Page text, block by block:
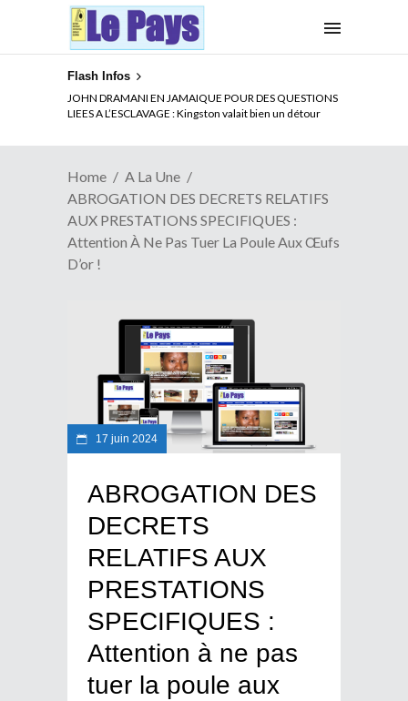
Flash Infos
JOHN DRAMANI EN JAMAIQUE POUR DES QUESTIONS
LIEES A L’ESCLAVAGE : Kingston valait bien un détour
ELECTION DE TALON A LA TETE DU SENAT BENINOIS :
Quand Patrice quitte le pouvoir sans partir !
Home
A La Une
ABROGATION DES DECRETS RELATIFS
AUX PRESTATIONS SPECIFIQUES :
Attention À Ne Pas Tuer La Poule Aux Œufs
D’or !
17 juin 2024
ABROGATION DES
DECRETS
RELATIFS AUX
PRESTATIONS
SPECIFIQUES :
Attention à ne pas
tuer la poule aux